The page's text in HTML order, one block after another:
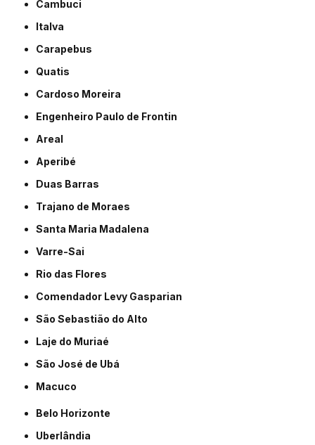
Cambuci
Italva
Carapebus
Quatis
Cardoso Moreira
Engenheiro Paulo de Frontin
Areal
Aperibé
Duas Barras
Trajano de Moraes
Santa Maria Madalena
Varre-Sai
Rio das Flores
Comendador Levy Gasparian
São Sebastião do Alto
Laje do Muriaé
São José de Ubá
Macuco
Belo Horizonte
Uberlândia